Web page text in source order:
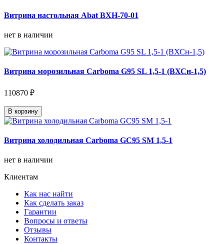
Витрина настольная Abat ВХН-70-01
нет в наличии
Витрина морозильная Carboma G95 SL 1,5-1 (ВХСн-1,5)
110870 ₽
В корзину
Витрина холодильная Carboma GC95 SM 1,5-1
нет в наличии
Клиентам
Как нас найти
Как сделать заказ
Гарантии
Вопросы и ответы
Отзывы
Контакты